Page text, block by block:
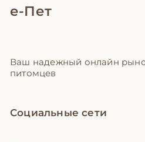
е-Пет
Ваш надежный онлайн
питомцев
Социальные сети